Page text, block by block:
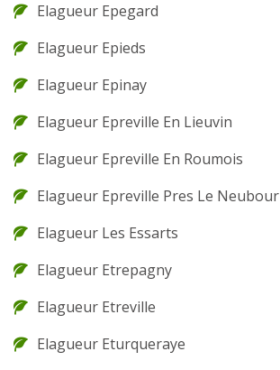
Elagueur Epegard
Elagueur Epieds
Elagueur Epinay
Elagueur Epreville En Lieuvin
Elagueur Epreville En Roumois
Elagueur Epreville Pres Le Neubour
Elagueur Les Essarts
Elagueur Etrepagny
Elagueur Etreville
Elagueur Eturqueraye